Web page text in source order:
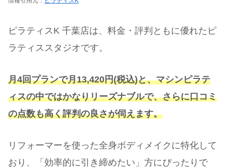
ピラティスK 千葉店は、料金・評判ともに優れたピ
ラティススタジオです。
月4回プランで月13,420円(税込)と、マシンピラテ
ィスの中ではかなりリーズナブルで、さらに口コミ
の点数も高く評判の良さが伺えます。
リフォーマーを使った全身ボディメイクに特化して
おり、「効率的に引き締めたい」方にぴったりで